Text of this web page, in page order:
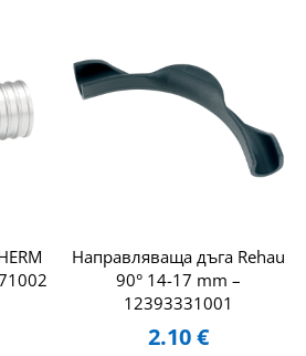
Направляваща дъга Rehau
90° 14-17 mm –
12393331001
2.10€